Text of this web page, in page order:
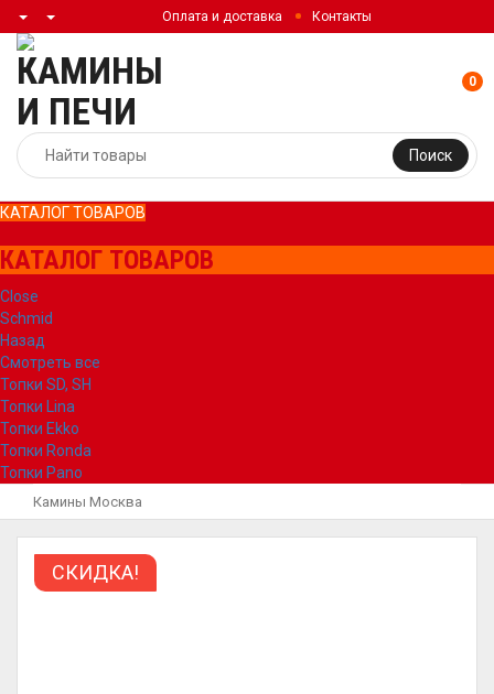
Оплата и доставка Контакты
Поиск
0
КАТАЛОГ ТОВАРОВ
КАТАЛОГ ТОВАРОВ
Close
Schmid
Назад
Смотреть все
Топки SD, SH
Топки Lina
Топки Ekko
Топки Ronda
Топки Pano
Камины Москва
СКИДКА!